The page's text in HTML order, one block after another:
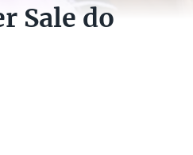
Sale do